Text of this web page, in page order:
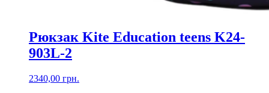
Рюкзак Kite Education teens K24-
903L-2
2340,00 грн.